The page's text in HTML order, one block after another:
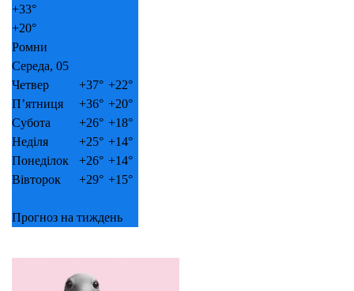
+33°
+20°
Ромни
Середа, 05
Четвер
+37° +22°
П’ятниця
+36° +20°
Субота
+26° +18°
Неділя
+25° +14°
Понеділок
+26° +14°
Вівторок
+29° +15°
Прогноз на тиждень